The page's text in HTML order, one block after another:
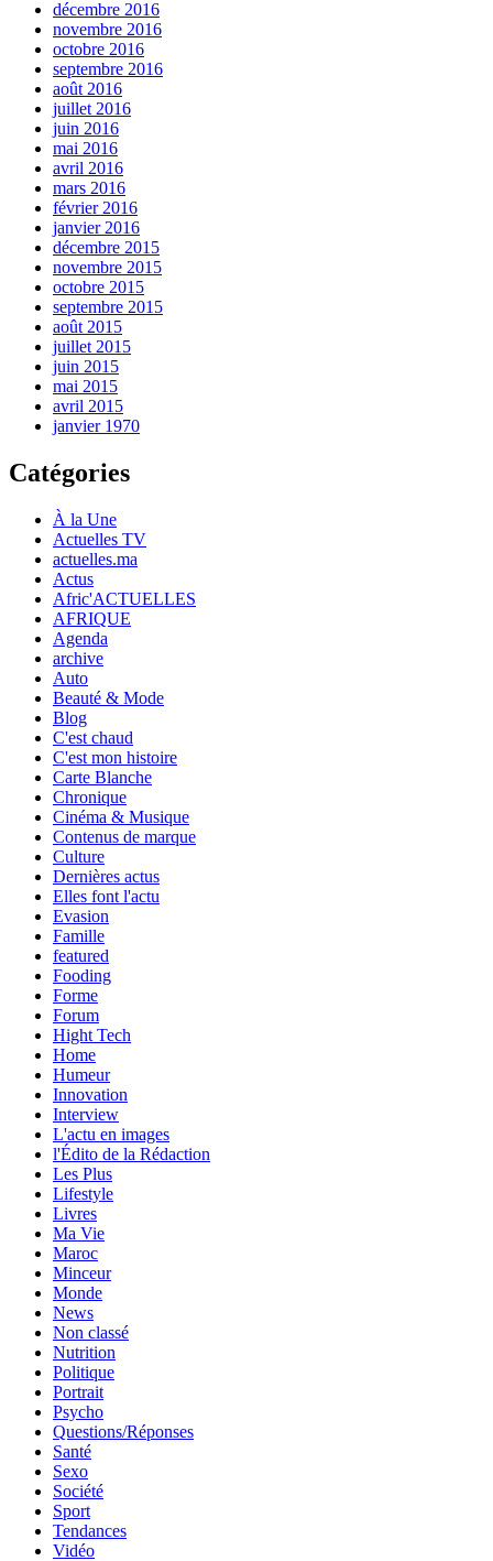
décembre 2016
novembre 2016
octobre 2016
septembre 2016
août 2016
juillet 2016
juin 2016
mai 2016
avril 2016
mars 2016
février 2016
janvier 2016
décembre 2015
novembre 2015
octobre 2015
septembre 2015
août 2015
juillet 2015
juin 2015
mai 2015
avril 2015
janvier 1970
Catégories
À la Une
Actuelles TV
actuelles.ma
Actus
Afric'ACTUELLES
AFRIQUE
Agenda
archive
Auto
Beauté & Mode
Blog
C'est chaud
C'est mon histoire
Carte Blanche
Chronique
Cinéma & Musique
Contenus de marque
Culture
Dernières actus
Elles font l'actu
Evasion
Famille
featured
Fooding
Forme
Forum
Hight Tech
Home
Humeur
Innovation
Interview
L'actu en images
l'Édito de la Rédaction
Les Plus
Lifestyle
Livres
Ma Vie
Maroc
Minceur
Monde
News
Non classé
Nutrition
Politique
Portrait
Psycho
Questions/Réponses
Santé
Sexo
Société
Sport
Tendances
Vidéo